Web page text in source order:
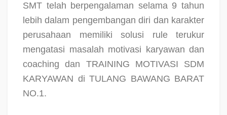
SMT telah berpengalaman selama 9 tahun
lebih dalam pengembangan diri dan karakter
perusahaan memiliki solusi rule terukur
mengatasi masalah motivasi karyawan dan
coaching dan TRAINING MOTIVASI SDM
KARYAWAN di TULANG BAWANG BARAT
NO.1.